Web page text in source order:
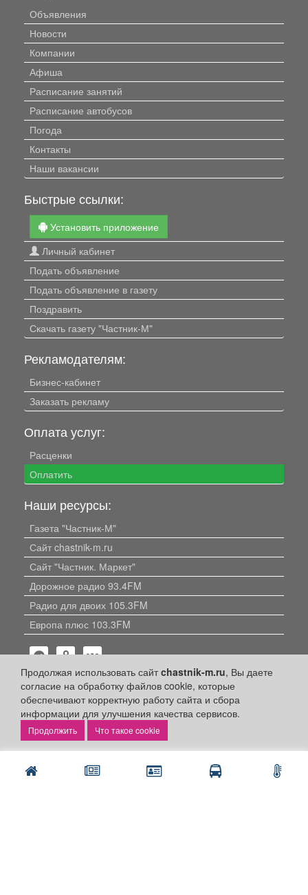
Продолжая использовать сайтchastnik-m.ru, Вы даете
согласие на обработку файлов cookie, которые
обеспечивают корректную работу сайта и сбора
информации для улучшения качества сервисов.
Что такое cookie
Объявления
Новости
Компании
Афиша
Расписание занятий
Расписание автобусов
Погода
Контакты
Наши вакансии
Быстрые ссылки:
Установить приложение
Личный кабинет
Подать объявление
Подать объявление в газету
Поздравить
Скачать газету "Частник-М"
Рекламодателям:
Бизнес-кабинет
Заказать рекламу
Оплата услуг:
Расценки
Оплатить
Наши ресурсы:
Газета "Частник-М"
Сайт chastnik-m.ru
Сайт "Частник. Маркет"
Дорожное радио 93.4FM
Радио для двоих 105.3FM
Европа плюс 103.3FM
Политика конфиденциальности
Публикации с пометкой «Реклама», «На правах рекламы»,
«Партнёрский проект» оплачены рекламодателем.
Редакция сайта не несет ответственности за достоверность
информации, содержащейся в рекламных материалах и